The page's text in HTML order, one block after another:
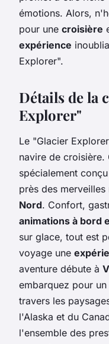
émotions. Alors,
pour une croisière
expérience
Explorer".
Détails de la
Explorer"
Le "Glacier
navire de croisière.
spécialement
près des merveilles
Nord. Confort,
animations à bord
sur glace, tout est
voyage une
aventure débute à
embarquez pour
travers les
l'Alaska et du
l'ensemble des